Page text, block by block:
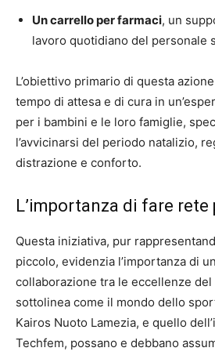
Un carrello per farmaci, un
lavoro quotidiano del personale
L’obiettivo primario di questa
tempo di attesa e di cura in
per i bambini e le loro famiglie,
l’avvicinarsi del periodo natalizio,
distrazione e conforto.
L’importanza di fare
Questa iniziativa, pur
piccolo, evidenzia l’importanza di
collaborazione tra le eccellenze del
sottolinea come il mondo dello
Kairos Nuoto Lamezia, e quello
Techfem, possano e debbano